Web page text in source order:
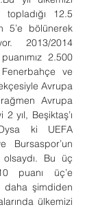
topladığı 12.5
5’e bölünerek
2013/2014
2.500
ve
Avrupa
Avrupa
yıl, Beşiktaş’ı
ki UEFA
Bursaspor’un
olsaydı. Bu üç
puanı üç’e
daha şimdiden
ülkemizi